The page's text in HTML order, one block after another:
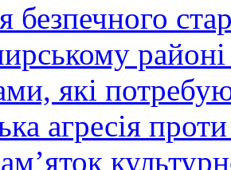
безпечного
районі
які
агресія